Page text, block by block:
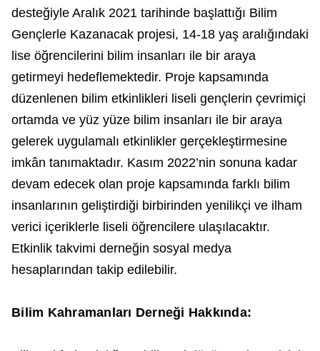
desteğiyle Aralık 2021 tarihinde başlattığı Bilim
Gençlerle Kazanacak projesi, 14-18 yaş aralığındaki
lise öğrencilerini bilim insanları ile bir araya
getirmeyi hedeflemektedir. Proje kapsamında
düzenlenen bilim etkinlikleri liseli gençlerin çevrimiçi
ortamda ve yüz yüze bilim insanları ile bir araya
gelerek uygulamalı etkinlikler gerçekleştirmesine
imkân tanımaktadır. Kasım 2022’nin sonuna kadar
devam edecek olan proje kapsamında farklı bilim
insanlarının geliştirdiği birbirinden yenilikçi ve ilham
verici içeriklerle liseli öğrencilere ulaşılacaktır.
Etkinlik takvimi derneğin sosyal medya
hesaplarından takip edilebilir.
Bilim Kahramanları Derneği Hakkında: